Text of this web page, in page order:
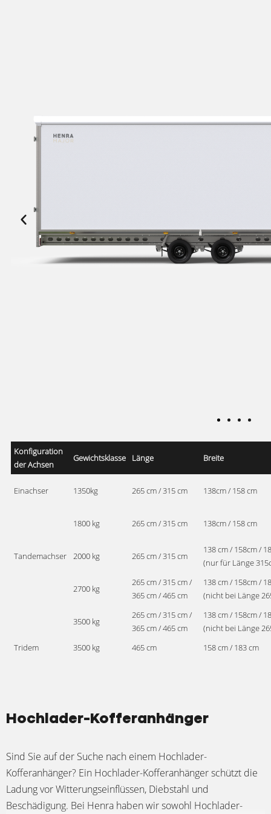
Konfiguration
der Achsen
Gewichtsklasse Länge Breite
Einachser 1350kg 265 cm / 315 cm 138cm / 158 cm
1800 kg 265 cm / 315 cm 138cm / 158 cm
Tandemachser 2000 kg 265 cm / 315 cm
138 cm / 158cm /
(nur für Länge
2700 kg
265 cm / 315 cm /
365 cm / 465 cm
138 cm / 158cm /
(nicht bei Länge
3500 kg
265 cm / 315 cm /
365 cm / 465 cm
138 cm / 158cm /
(nicht bei Länge
Tridem
3500 kg 465 cm 158 cm / 183 cm
Hochlader-Kofferanhänger
Sind Sie auf der Suche nach einem Hochlader-
Kofferanhänger? Ein Hochlader-Kofferanhänger schützt die
Ladung vor Witterungseinflüssen, Diebstahl und
Beschädigung. Bei Henra haben wir sowohl Hochlader-